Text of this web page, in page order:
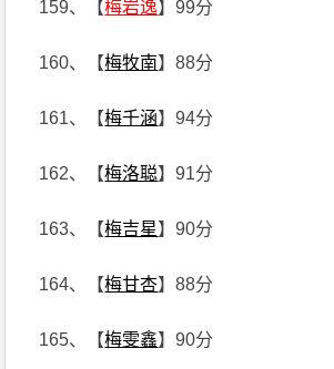
159、【梅岩逸】99分
160、【梅牧南】88分
161、【梅千涵】94分
162、【梅洛聪】91分
163、【梅吉星】90分
164、【梅甘杏】88分
165、【梅雯鑫】90分